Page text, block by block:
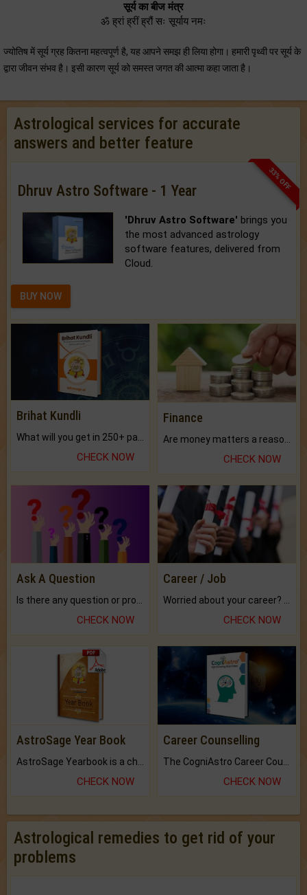
सूर्य का बीज मंत्र
ॐ ह्रां ह्रीं ह्रौं सः सूर्याय नमः
ज्योतिष में सूर्य ग्रह कितना महत्वपूर्ण है, यह आपने समझ ही लिया होगा। हमारी पृथ्वी पर सूर्य के
द्वारा जीवन संभव है। इसी कारण सूर्य को समस्त जगत की आत्मा कहा जाता है।
Astrological services for accurate
answers and better feature
33% OFF
Dhruv Astro Software - 1 Year
'Dhruv Astro Software' brings you
the most advanced astrology
software features, delivered from
Cloud.
BUY NOW
Brihat Kundli
CHECK NOW
Finance
CHECK NOW
Ask A Question
CHECK NOW
Career / Job
CHECK NOW
AstroSage Year Book
CHECK NOW
Career Counselling
CHECK NOW
Astrological remedies to get rid of your
problems